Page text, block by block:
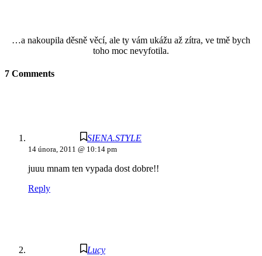
…a nakoupila děsně věcí, ale ty vám ukážu až zítra, ve tmě bych
toho moc nevyfotila.
7 Comments
SIENA.STYLE
14 února, 2011 @ 10:14 pm
juuu mnam ten vypada dost dobre!!
Reply
Lucy